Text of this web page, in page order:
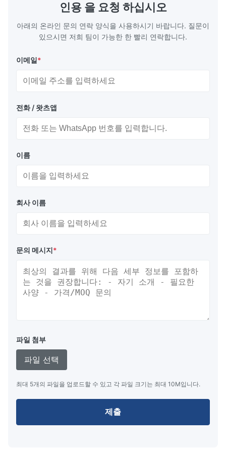
인용 을 요청 하십시오
아래의 온라인 문의 연락 양식을 사용하시기 바랍니다. 질문이
있으시면 저희 팀이 가능한 한 빨리 연락합니다.
이메일*
전화 / 왓츠앱
이름
회사 이름
문의 메시지*
파일 첨부
파일 선택
최대 5개의 파일을 업로드할 수 있고 각 파일 크기는 최대 10M입니다.
제출